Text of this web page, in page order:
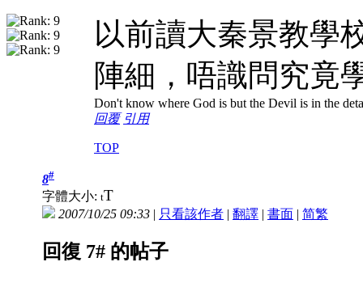
以前讀大秦景教學
陣細，唔識問究竟
Don't know where God is but the Devil is in the
回覆 引用
TOP
8#
字體大小: tT
2007/10/25 09:33 | 只看該作者 | 翻譯 | 書面 | 简繁
回復 7# 的帖子